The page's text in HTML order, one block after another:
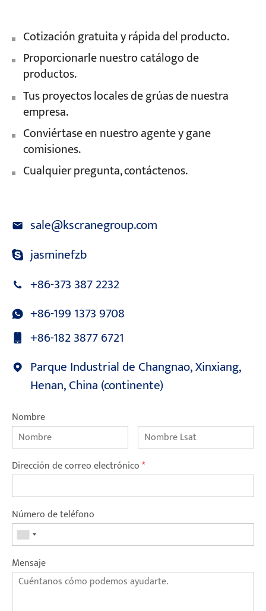
Cotización gratuita y rápida del producto.
Proporcionarle nuestro catálogo de
productos.
Tus proyectos locales de grúas de nuestra
empresa.
Conviértase en nuestro agente y gane
comisiones.
Cualquier pregunta, contáctenos.
sale@kscranegroup.com
jasminefzb
+86-373 387 2232
+86-199 1373 9708
+86-182 3877 6721
Parque Industrial de Changnao, Xinxiang,
Henan, China (continente)
Nombre
Dirección de correo electrónico*
Número de teléfono
Mensaje